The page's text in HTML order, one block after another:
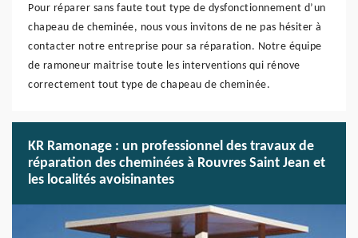
Pour réparer sans faute tout type de dysfonctionnement d’un
chapeau de cheminée, nous vous invitons de ne pas hésiter à
contacter notre entreprise pour sa réparation. Notre équipe
de ramoneur maitrise toute les interventions qui rénove
correctement tout type de chapeau de cheminée.
KR Ramonage : un professionnel des travaux de
réparation des cheminées à Rouvres Saint Jean et
les localités avoisinantes